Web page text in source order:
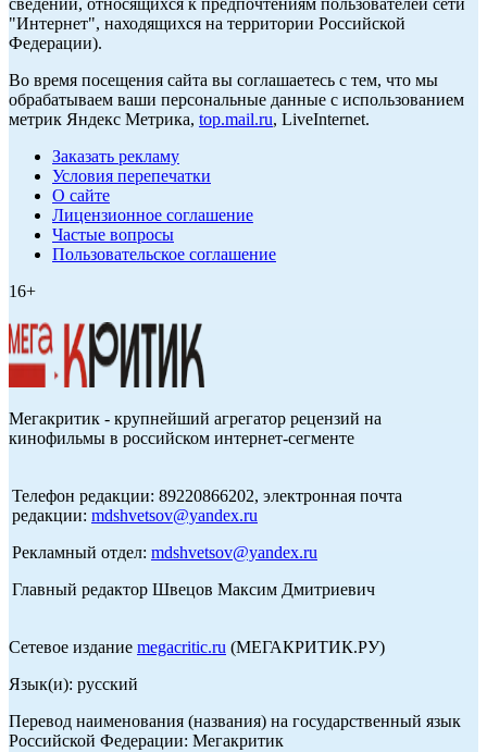
сведений, относящихся к предпочтениям пользователей сети
"Интернет", находящихся на территории Российской
Федерации).
Во время посещения сайта вы соглашаетесь с тем, что мы
обрабатываем ваши персональные данные с использованием
метрик Яндекс Метрика, top.mail.ru, LiveInternet.
Заказать рекламу
Условия перепечатки
О сайте
Лицензионное соглашение
Частые вопросы
Пользовательское соглашение
16+
Мегакритик - крупнейший агрегатор рецензий на
кинофильмы в российском интернет-сегменте
Телефон редакции: 89220866202, электронная почта
редакции: mdshvetsov@yandex.ru
Рекламный отдел: mdshvetsov@yandex.ru
Главный редактор Швецов Максим Дмитриевич
Сетевое издание megacritic.ru (МЕГАКРИТИК.РУ)
Язык(и): русский
Перевод наименования (названия) на государственный язык
Российской Федерации: Мегакритик